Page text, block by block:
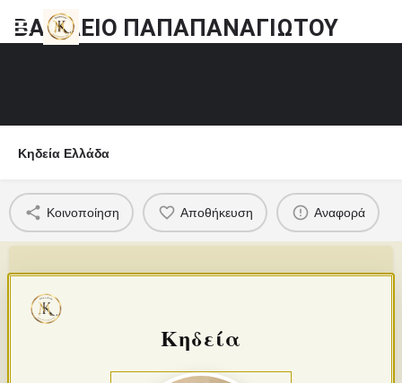
ΒΑΣΙΛΕΙΟ ΠΑΠΑΠΑΝΑΓΙΩΤΟΥ
Κηδεία Ελλάδα
Κοινοποίηση Αποθήκευση Αναφορά
Κηδεία